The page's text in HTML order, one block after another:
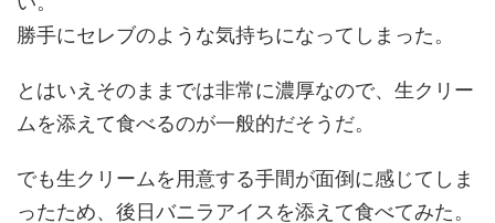
勝手にセレブのような気持ちになってしまった。
とはいえそのままでは非常に濃厚なので、生クリー
ムを添えて食べるのが一般的だそうだ。
でも生クリームを用意する手間が面倒に感じてしま
ったため、後日バニラアイスを添えて食べてみた。